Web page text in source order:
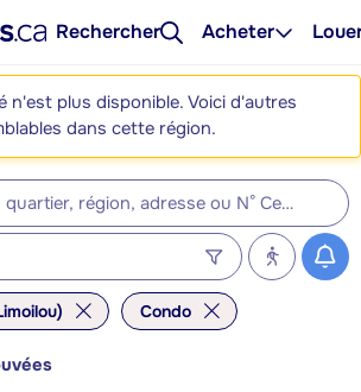
Rechercher Acheter
n'est plus disponible. Voici d'autres
dans cette région.
Condo